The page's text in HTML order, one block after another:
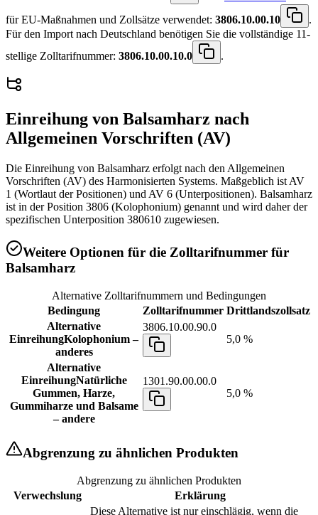
für EU-Maßnahmen und Zollsätze verwendet: 3806.10.00.10
.
Für den Import nach Deutschland benötigen Sie die vollständige 11-
stellige Zolltarifnummer: 3806.10.00.10.0 .
Einreihung von Balsamharz nach
Allgemeinen Vorschriften (AV)
Die Einreihung von Balsamharz erfolgt nach den Allgemeinen
Vorschriften (AV) des Harmonisierten Systems. Maßgeblich ist AV
1 (Wortlaut der Positionen) und AV 6 (Unterpositionen). Balsamharz
ist in der Position 3806 (Kolophonium) genannt und wird daher der
spezifischen Unterposition 380610 zugewiesen.
Weitere Optionen für die Zolltarifnummer für
Balsamharz
Alternative Zolltarifnummern und Bedingungen
Bedingung
Zolltarifnummer Drittlandszollsatz
Alternative
EinreihungKolophonium –
anderes
3806.10.00.90.0
5,0 %
Alternative
EinreihungNatürliche
Gummen, Harze,
Gummiharze und Balsame
– andere
1301.90.00.00.0
5,0 %
Abgrenzung zu ähnlichen Produkten
Abgrenzung zu ähnlichen Produkten
Verwechslung
Erklärung
Diese Alternative ist nur einschlägig, wenn die